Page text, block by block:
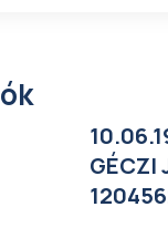
GÉCZI